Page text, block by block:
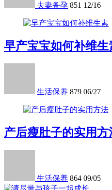
夫妻备孕 851 12/16
早产宝宝如何补维生
生活保养 879 06/27
产后瘦肚子的实用方
生活保养 864 09/05